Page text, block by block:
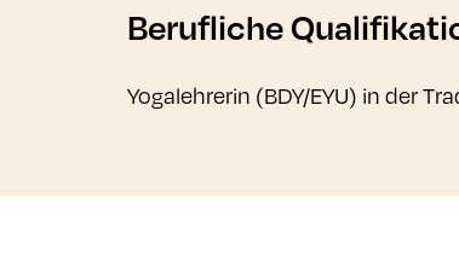
Berufliche
Yogalehrerin (BDY/EYU) in der